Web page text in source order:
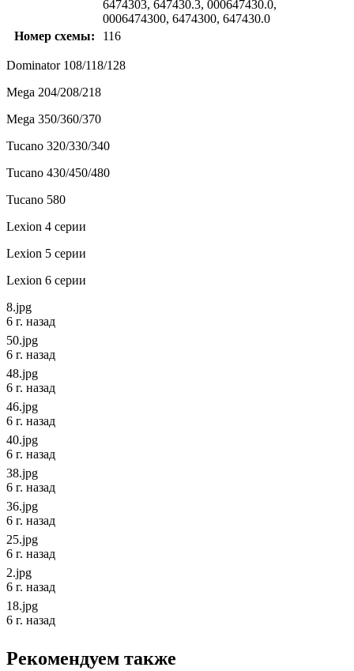
6474303, 647430.3, 000647430.0,
0006474300, 6474300, 647430.0
Номер схемы:
116
Dominator 108/118/128
Mega 204/208/218
Mega 350/360/370
Tucano 320/330/340
Tucano 430/450/480
Tucano 580
Lexion 4 серии
Lexion 5 серии
Lexion 6 серии
8.jpg
6 г. назад
50.jpg
6 г. назад
48.jpg
6 г. назад
46.jpg
6 г. назад
40.jpg
6 г. назад
38.jpg
6 г. назад
36.jpg
6 г. назад
25.jpg
6 г. назад
2.jpg
6 г. назад
18.jpg
6 г. назад
Рекомендуем также